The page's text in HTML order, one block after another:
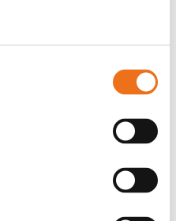
Lägg till i varukorg
Rotor teeth 8t/6k 0Gr/8 R6/14